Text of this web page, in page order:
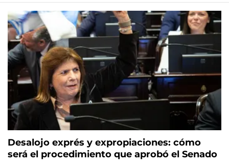
Desalojo exprés y expropiaciones: cómo
será el procedimiento que aprobó el Senado